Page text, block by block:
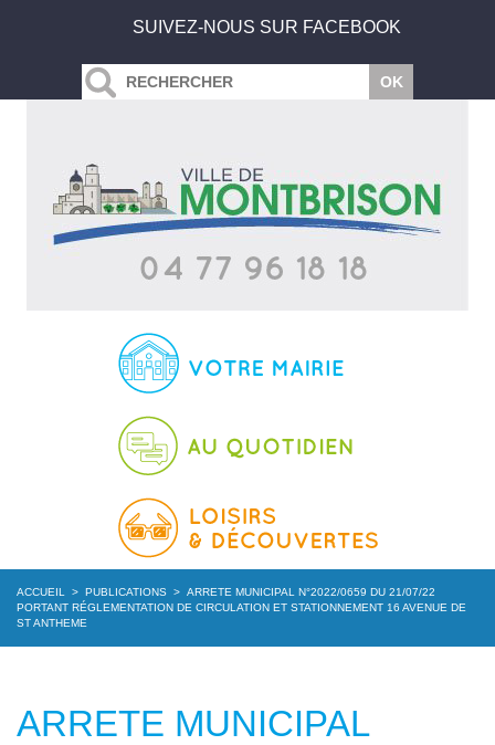
SUIVEZ-NOUS SUR FACEBOOK
ACCUEIL > PUBLICATIONS > ARRETE MUNICIPAL N°2022/0659 DU 21/07/22
PORTANT RÉGLEMENTATION DE CIRCULATION ET STATIONNEMENT 16 AVENUE DE
ST ANTHEME
ARRETE MUNICIPAL